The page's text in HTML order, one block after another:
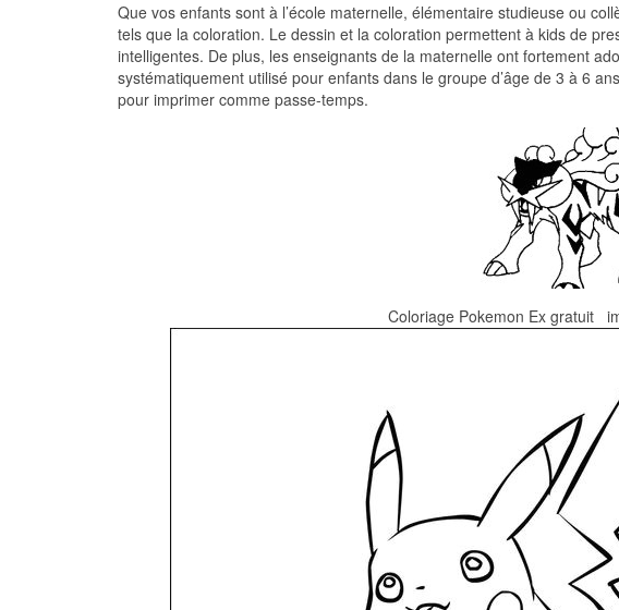
Que vos enfants sont à l’école maternelle, élémentaire studieuse ou
tels que la coloration. Le dessin et la coloration permettent à kids de
intelligentes. De plus, les enseignants de la maternelle ont fortement
systématiquement utilisé pour enfants dans le groupe d’âge de 3 à 6
pour imprimer comme passe-temps.
Coloriage Pokemon Ex gratuit